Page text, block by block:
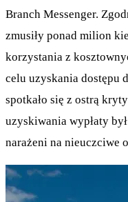
Branch Messenger.
zmusiły ponad milion
korzystania z
celu uzyskania dostępu
spotkało się z ostrą
uzyskiwania wypłaty
narażeni na nieuczciwe